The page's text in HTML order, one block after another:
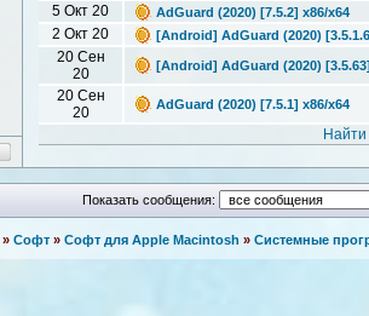
5 Окт 20 AdGuard (2020) [7.5.2] x86/x64
2 Окт 20 [Android] AdGuard (2020)
20 Сен
20
[Android] AdGuard (2020)
20 Сен
20
AdGuard (2020) [7.5.1] x86/x64
Показать сообщения:
» Софт » Софт для Apple Macintosh » Системные